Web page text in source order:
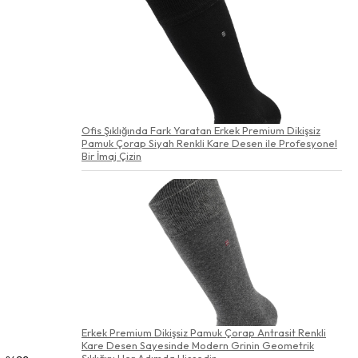
Ofis Şıklığında Fark Yaratan Erkek Premium Dikişsiz
Pamuk Çorap Siyah Renkli Kare Desen ile Profesyonel
Bir İmaj Çizin
Erkek Premium Dikişsiz Pamuk Çorap Antrasit Renkli
Kare Desen Sayesinde Modern Grinin Geometrik